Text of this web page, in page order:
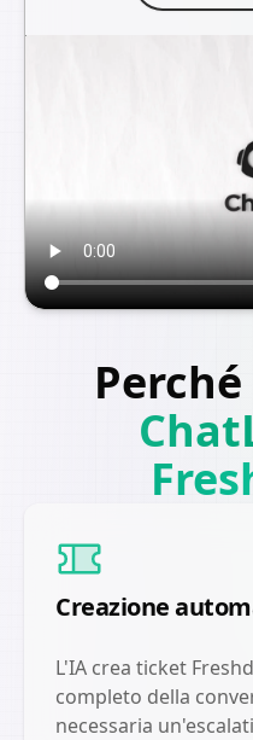
Perché
Creazione
L'IA crea ticket
completo della
necessaria